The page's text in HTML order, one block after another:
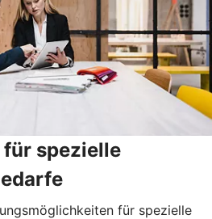
spezielle
für spezielle